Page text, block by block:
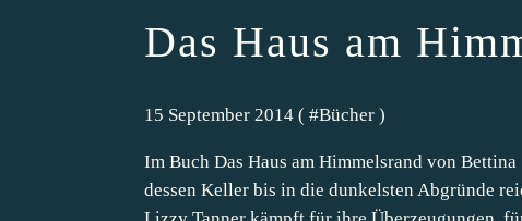
Das Haus am
15 September 2014 ( #Bücher )
Im Buch Das Haus am Himmelsrand von
dessen Keller bis in die dunkelsten Abgründe